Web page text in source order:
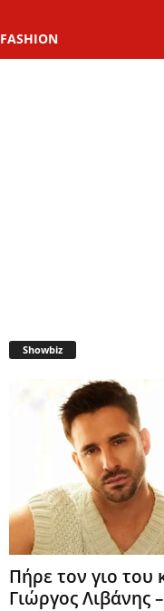
FASHION
Showbiz
Πήρε τον γιο του
Γιώργος Λιβάνης